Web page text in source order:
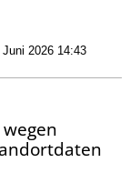
2026 14:43